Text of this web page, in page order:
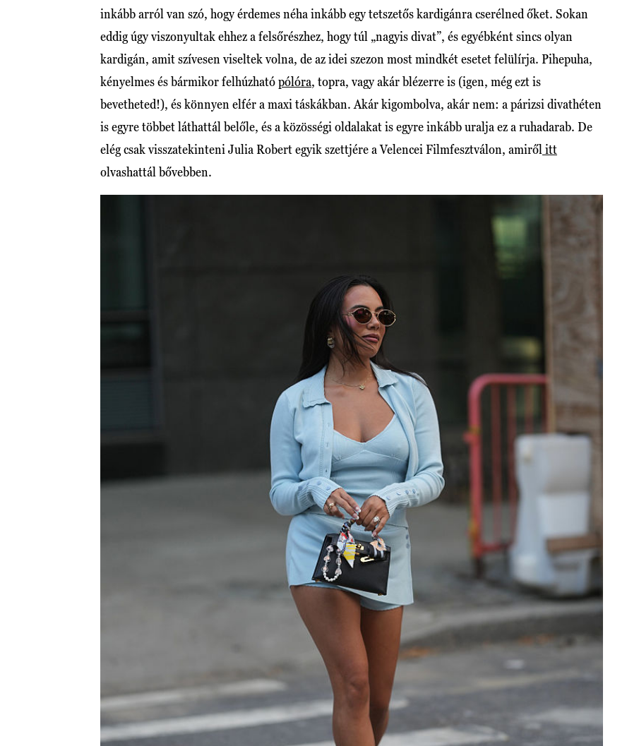
inkább arról van szó, hogy érdemes néha inkább egy tetszetős kardigánra cserélned őket. Sokan
eddig úgy viszonyultak ehhez a felsőrészhez, hogy túl „nagyis divat”, és egyébként sincs olyan
kardigán, amit szívesen viseltek volna, de az idei szezon most mindkét esetet felülírja. Pihepuha,
kényelmes és bármikor felhúzhatópólóra, topra, vagy akár blézerre is (igen, még ezt is
bevetheted!), és könnyen elfér a maxi táskákban. Akár kigombolva, akár nem: a párizsi divathéten
is egyre többet láthattál belőle, és a közösségi oldalakat is egyre inkább uralja ez a ruhadarab. De
elég csak visszatekinteni Julia Robert egyik szettjére a Velencei Filmfesztválon, amiről itt
olvashattál bővebben.